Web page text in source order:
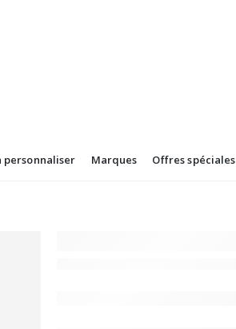
personnaliser Marques Offres spéciales